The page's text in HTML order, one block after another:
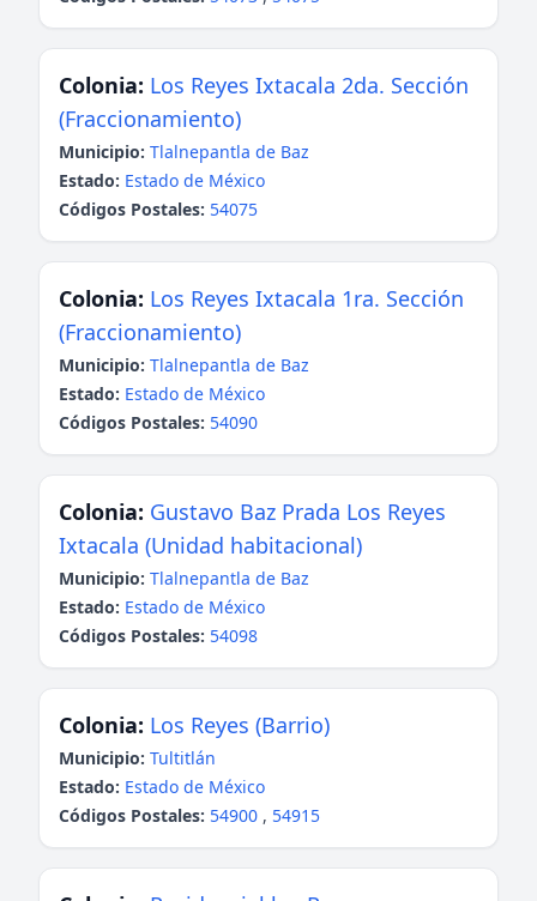
Colonia: Los Reyes Ixtacala 2da. Sección
(Fraccionamiento)
Municipio: Tlalnepantla de Baz
Estado: Estado de México
Códigos Postales: 54075
Colonia: Los Reyes Ixtacala 1ra. Sección
(Fraccionamiento)
Municipio: Tlalnepantla de Baz
Estado: Estado de México
Códigos Postales: 54090
Colonia: Gustavo Baz Prada Los Reyes
Ixtacala (Unidad habitacional)
Municipio: Tlalnepantla de Baz
Estado: Estado de México
Códigos Postales: 54098
Colonia: Los Reyes (Barrio)
Municipio: Tultitlán
Estado: Estado de México
Códigos Postales: 54900 , 54915